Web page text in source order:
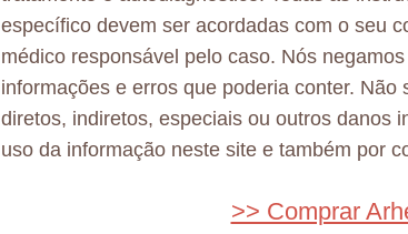
específico devem ser acordadas com o seu
médico responsável pelo caso. Nós
informações e erros que poderia conter.
diretos, indiretos, especiais ou outros danos
uso da informação neste site e também por
>> Comprar